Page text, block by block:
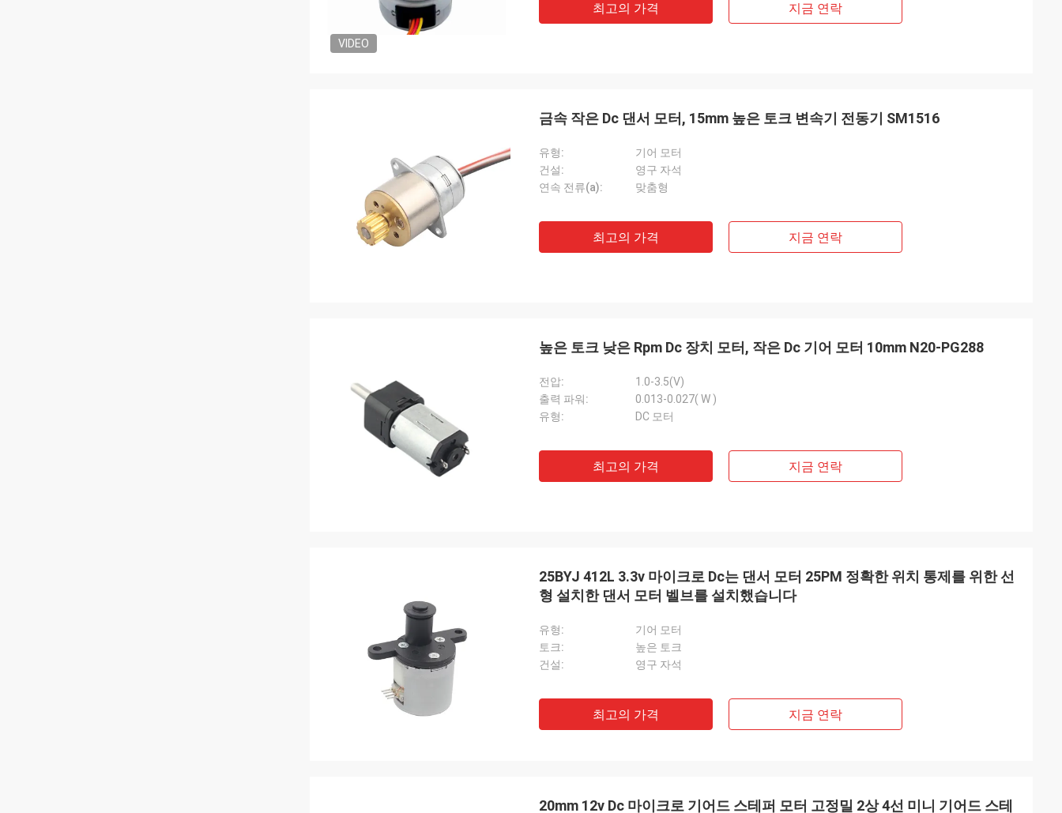
VIDEO
최고의 가격 지금 연락
금속 작은 Dc 댄서 모터, 15mm 높은 토크 변속기 전동기 SM1516
유형:
기어 모터
건설:
영구 자석
연속 전류(a):
맞춤형
최고의 가격 지금 연락
높은 토크 낮은 Rpm Dc 장치 모터, 작은 Dc 기어 모터 10mm N20-PG288
전압:
1.0-3.5(V)
출력 파워:
0.013-0.027( W )
유형:
DC 모터
최고의 가격 지금 연락
25BYJ 412L 3.3v 마이크로 Dc는 댄서 모터 25PM 정확한 위치 통제를 위한 선
형 설치한 댄서 모터 벨브를 설치했습니다
유형:
기어 모터
토크:
높은 토크
건설:
영구 자석
최고의 가격 지금 연락
20mm 12v Dc 마이크로 기어드 스테퍼 모터 고정밀 2상 4선 미니 기어드 스테